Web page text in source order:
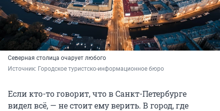
Северная столица очарует любого
Источник: Городское туристско-информационное бюро
Если кто-то говорит, что в Санкт-Петербурге
видел всё, — не стоит ему верить. В город, где